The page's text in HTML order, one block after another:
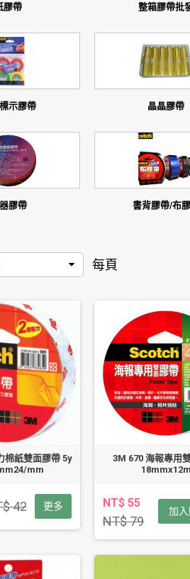
膠帶 整箱膠帶批
示膠帶 晶晶膠帶
膠帶 書背膠帶/布
每頁
棉紙雙面膠帶 5y
mm
42 更多
3M 670 海報專用
18mmx12m
NT$ 55
NT$ 79
加